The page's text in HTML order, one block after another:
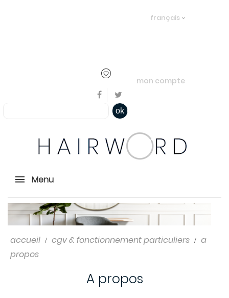
français
mon compte
ok
Menu
accueil cgv & fonctionnement particuliers
a
propos
A propos